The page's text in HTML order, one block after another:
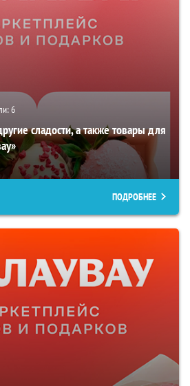
6
сладости, а также товары для
ПОДРОБНЕЕ